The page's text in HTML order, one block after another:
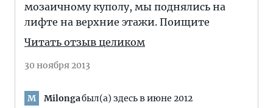
мозаичному куполу, мы поднялись на
лифте на верхние этажи. Поищите
Читать отзыв целиком
30 ноября 2013
M Milongaбыл(а) здесь в июне 2012